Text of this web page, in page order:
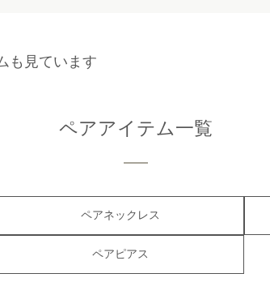
も見ています
ペアアイテム一覧
ペアネックレス
ペアピアス